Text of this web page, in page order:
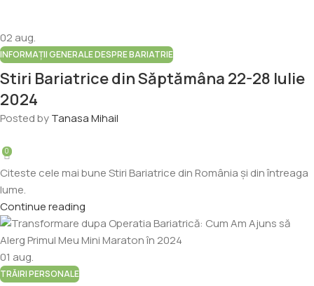
02 aug.
INFORMAȚII GENERALE DESPRE BARIATRIE
Stiri Bariatrice din Săptămâna 22-28 Iulie
2024
Posted byTanasa Mihail
0
Citeste cele mai bune Stiri Bariatrice din România și din întreaga
lume.
Continue reading
01 aug.
TRĂIRI PERSONALE